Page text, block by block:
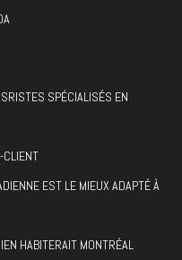
SPÉCIALISÉS EN
CLIENT
EST LE MIEUX ADAPTÉ À
HABITERAIT MONTRÉAL